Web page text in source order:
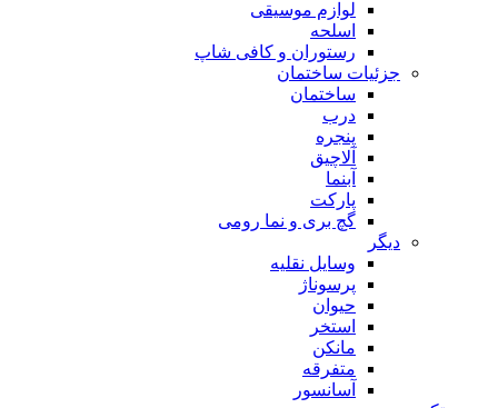
لوازم موسیقی
اسلحه
رستوران و کافی شاپ
جزئیات ساختمان
ساختمان
درب
پنجره
آلاچیق
آبنما
پارکت
گچ بری و نما رومی
دیگر
وسایل نقلیه
پرسوناژ
حیوان
استخر
مانکن
متفرقه
آسانسور